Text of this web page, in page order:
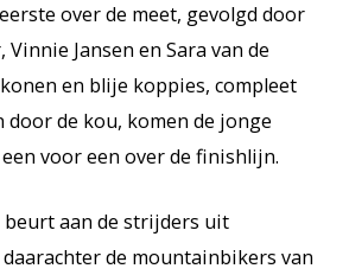
over de meet, gevolgd door
Jansen en Sara van de
en blije koppies, compleet
door de kou, komen de jonge
voor een over de finishlijn.
beurt aan de strijders uit
de mountainbikers van